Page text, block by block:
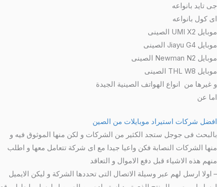
جى تايد بانواعه
اى كول بانواعه
موبايل UMI X2 الصينى
موبايل Jiayu G4 الصينى
موبايل Newman N2 الصينى
موبايل THL W8 الصينى
و غيرها من انواع الهواتف الصينية الجيدة
اما عن
افضل شركات استيراد موبايلات من الصين
بالبحث فى جوجل ستجد الكثير من الشركات و لكن منها الموثوق فيه و
منها الشركات النصابة فكن واعيا جيدا مع اى شركة تتعامل معها و اطلب
منهم هذه الاشياء قبل دفع الاموال و التعاقد
– اولا ارسل لهم عبر وسيلة الاتصال التى تحددها الشركة و ليكن الايميل